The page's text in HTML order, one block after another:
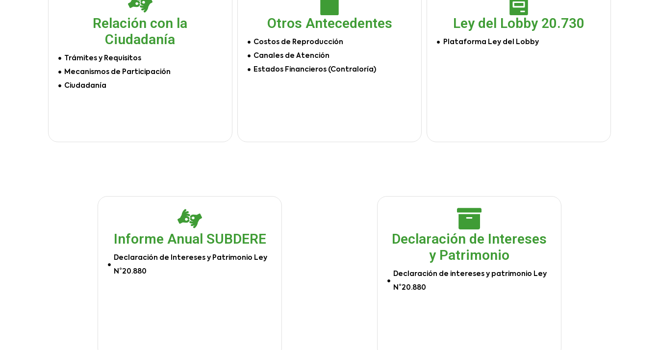
Relación con la
Ciudadanía
Trámites y Requisitos
Mecanismos de Participación
Ciudadanía
Otros Antecedentes
Costos de Reproducción
Canales de Atención
Estados Financieros (Contraloría)
Ley del Lobby 20.730
Plataforma Ley del Lobby
Informe Anual SUBDERE
Declaración de Intereses y Patrimonio Ley
N°20.880
Declaración de Intereses
y Patrimonio
Declaración de intereses y patrimonio Ley
N°20.880